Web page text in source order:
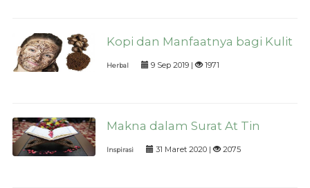
Kopi dan Manfaatnya bagi Kulit
Herbal 9 Sep 2019 | 1971
Makna dalam Surat At Tin
Inspirasi 31 Maret 2020 | 2075